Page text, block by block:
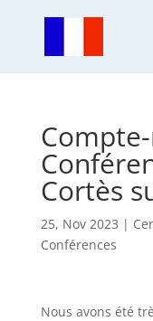
Cortès
25, Nov 2023 |
Conférences
Nous avons été